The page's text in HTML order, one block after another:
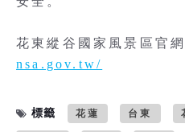
花東縱谷國家風景區官
nsa.gov.tw/
標籤 花蓮 台東